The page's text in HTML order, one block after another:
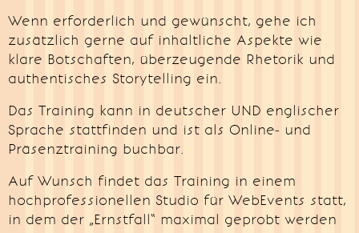
Wenn erforderlich und gewünscht, gehe ich
zusätzlich gerne auf inhaltliche Aspekte wie
klare Botschaften, überzeugende Rhetorik und
authentisches Storytelling ein.
Das Training kann in deutscher UND englischer
Sprache stattfinden und ist als Online- und
Präsenztraining buchbar.
Auf Wunsch findet das Training in einem
hochprofessionellen Studio für WebEvents statt,
in dem der „Ernstfall“ maximal geprobt werden